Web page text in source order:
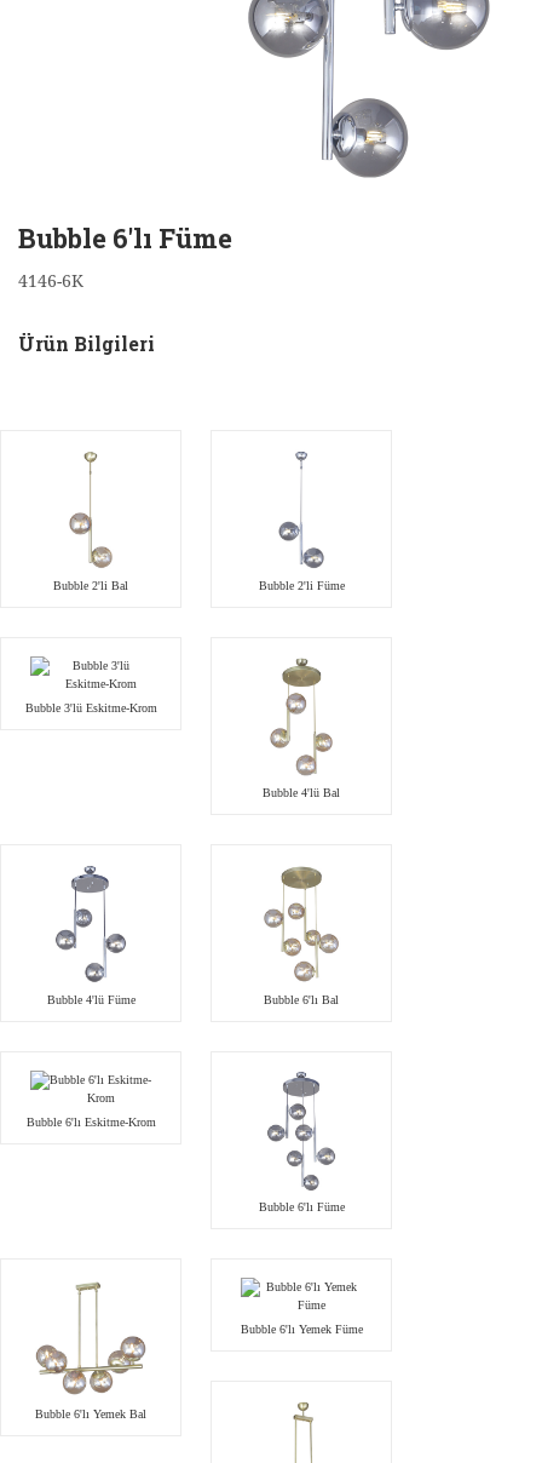
Bubble 6'lı Füme
4146-6K
Ürün Bilgileri
Bubble 2'li Bal Bubble 2'li Füme
Bubble 3'lü Eskitme-Krom
Bubble 4'lü Bal
Bubble 4'lü Füme Bubble 6'lı Bal
Bubble 6'lı Eskitme-Krom
Bubble 6'lı Füme
Bubble 6'lı Yemek Bal
Bubble 6'lı Yemek Füme